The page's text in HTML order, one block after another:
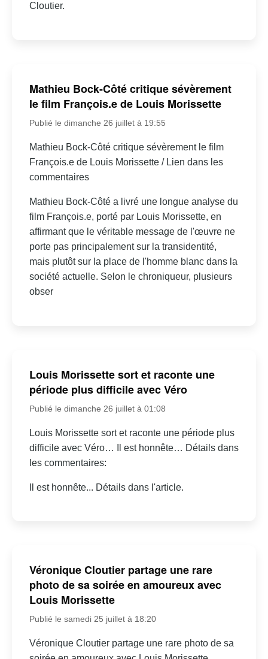
Cloutier.
Mathieu Bock-Côté critique sévèrement
le film François.e de Louis Morissette
Publié le dimanche 26 juillet à 19:55
Mathieu Bock-Côté critique sévèrement le film
François.e de Louis Morissette / Lien dans les
commentaires
Mathieu Bock-Côté a livré une longue analyse du
film François.e, porté par Louis Morissette, en
affirmant que le véritable message de l'œuvre ne
porte pas principalement sur la transidentité,
mais plutôt sur la place de l'homme blanc dans la
société actuelle. Selon le chroniqueur, plusieurs
obser
Louis Morissette sort et raconte une
période plus difficile avec Véro
Publié le dimanche 26 juillet à 01:08
Louis Morissette sort et raconte une période plus
difficile avec Véro… Il est honnête… Détails dans
les commentaires:
Il est honnête... Détails dans l'article.
Véronique Cloutier partage une rare
photo de sa soirée en amoureux avec
Louis Morissette
Publié le samedi 25 juillet à 18:20
Véronique Cloutier partage une rare photo de sa